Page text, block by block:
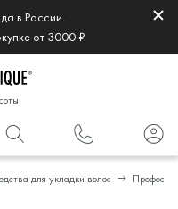
в России.
от 3000 ₽
для укладки волос